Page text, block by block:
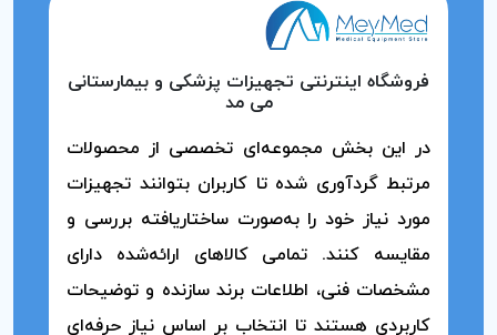
فروشگاه اینترنتی تجهیزات پزشکی و بیمارستانی
می مد
در این بخش مجموعه‌ای تخصصی از محصولات
مرتبط گردآوری شده تا کاربران بتوانند تجهیزات
مورد نیاز خود را به‌صورت ساختاریافته بررسی و
مقایسه کنند. تمامی کالاهای ارائه‌شده دارای
مشخصات فنی، اطلاعات برند سازنده و توضیحات
کاربردی هستند تا انتخاب بر اساس نیاز حرفه‌ای